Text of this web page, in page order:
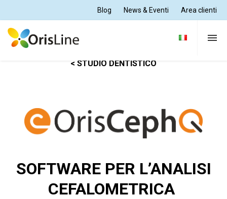
Blog News & Eventi Area clienti
Per Odontotecnici
< STUDIO DENTISTICO
SOFTWARE PER L’ANALISI
CEFALOMETRICA